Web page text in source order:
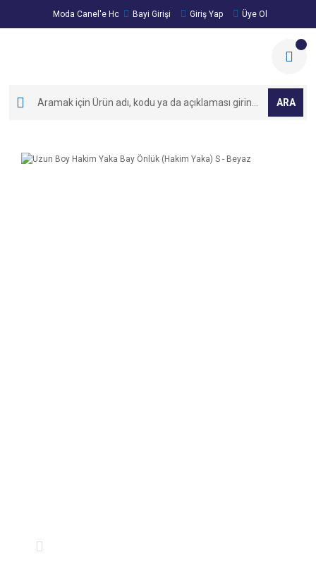
Moda Canel'e Hoşgeldiniz!
Bayi Girişi Giriş Yap Üye Ol
ARA